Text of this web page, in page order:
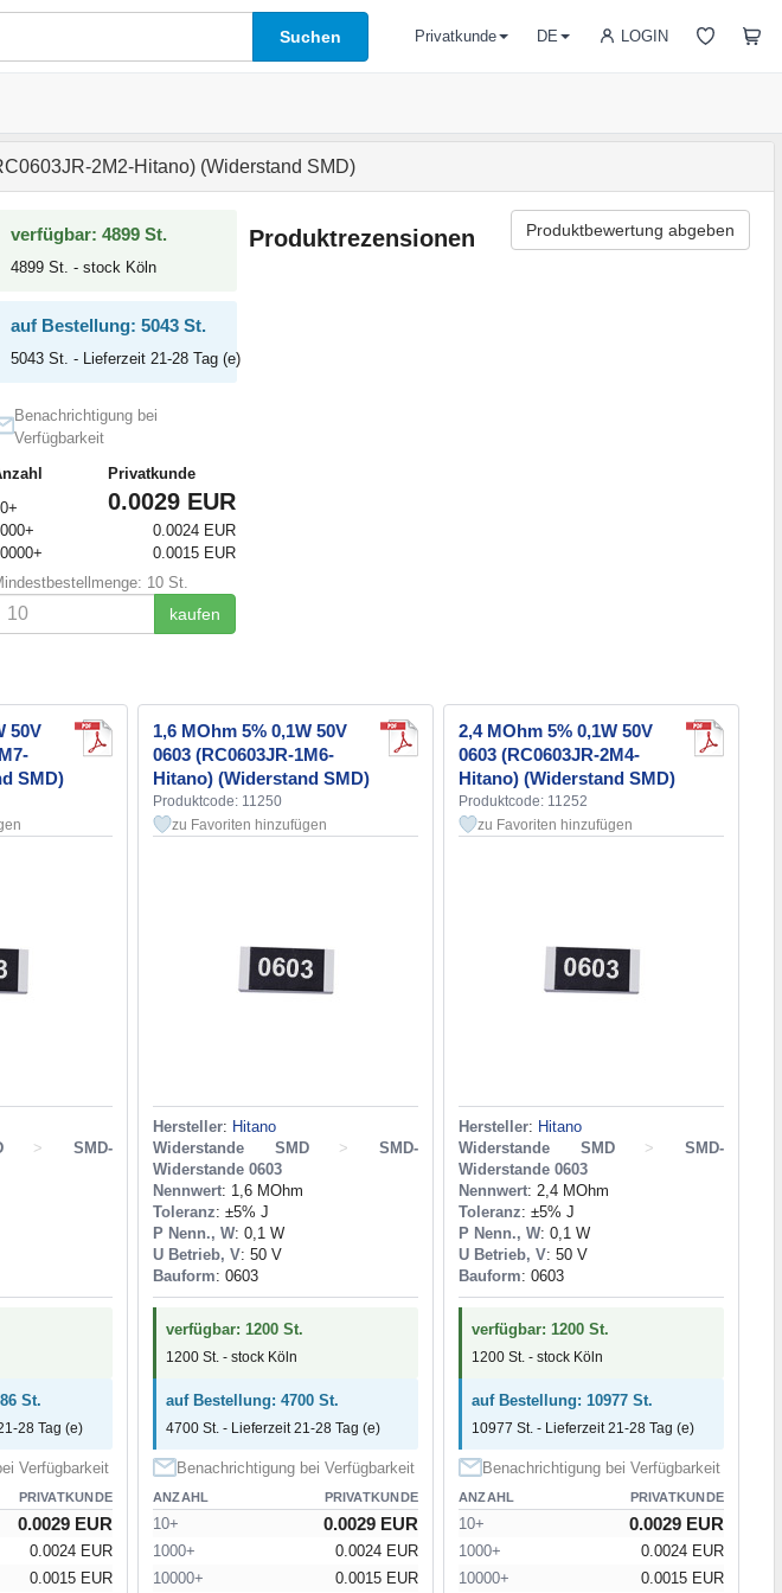
Suchen LOGIN
Privatkunde DE
2M2-Hitano) (Widerstand SMD)
verfügbar: 4899 St.
4899 St. - stock Köln
auf Bestellung: 5043 St.
5043 St. - Lieferzeit 21-28 Tag (e)
Benachrichtigung bei
Verfügbarkeit
Privatkunde
0.0029 EUR
0.0024 EUR
0.0015 EUR
10 St.
kaufen
Produktrezensionen Produktbewertung abgeben
50V
SMD)
>
SMD-
St.
28 Tag (e)
Verfügbarkeit
PRIVATKUNDE
0.0029 EUR
0.0024 EUR
0.0015 EUR
1,6 MOhm 5% 0,1W 50V
0603 (RC0603JR-1M6-
Hitano) (Widerstand SMD)
Produktcode: 11250
zu Favoriten hinzufügen
Hersteller: Hitano
Widerstande SMD
>
SMD-
Widerstande 0603
Nennwert: 1,6 MOhm
Toleranz: ±5% J
P Nenn., W: 0,1 W
U Betrieb, V: 50 V
Bauform: 0603
verfügbar: 1200 St.
1200 St. - stock Köln
auf Bestellung: 4700 St.
4700 St. - Lieferzeit 21-28 Tag (e)
Benachrichtigung bei Verfügbarkeit
ANZAHL PRIVATKUNDE
10+ 0.0029 EUR
1000+
0.0024 EUR
10000+
0.0015 EUR
2,4 MOhm 5% 0,1W 50V
0603 (RC0603JR-2M4-
Hitano) (Widerstand SMD)
Produktcode: 11252
zu Favoriten hinzufügen
Hersteller: Hitano
Widerstande SMD
>
SMD-
Widerstande 0603
Nennwert: 2,4 MOhm
Toleranz: ±5% J
P Nenn., W: 0,1 W
U Betrieb, V: 50 V
Bauform: 0603
verfügbar: 1200 St.
1200 St. - stock Köln
auf Bestellung: 10977 St.
10977 St. - Lieferzeit 21-28 Tag (e)
Benachrichtigung bei Verfügbarkeit
ANZAHL PRIVATKUNDE
10+ 0.0029 EUR
1000+
0.0024 EUR
10000+
0.0015 EUR